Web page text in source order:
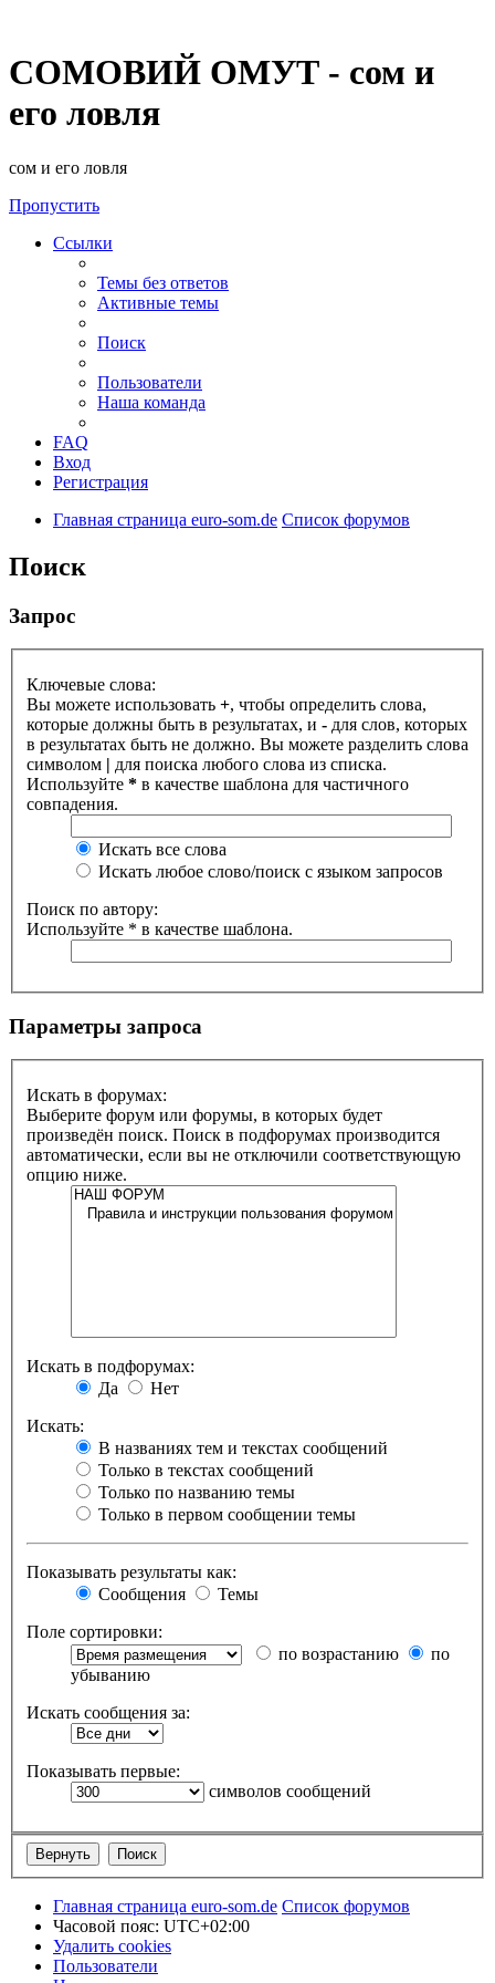
СОМОВИЙ ОМУТ - сом и
его ловля
сом и его ловля
Пропустить
Ссылки
Темы без ответов
Активные темы
Поиск
Пользователи
Наша команда
FAQ
Вход
Регистрация
Главная страница euro-som.de Список форумов
Поиск
Запрос
Ключевые слова:
Вы можете использовать +, чтобы определить слова,
которые должны быть в результатах, и - для слов, которых
в результатах быть не должно. Вы можете разделить слова
символом | для поиска любого слова из списка.
Используйте * в качестве шаблона для частичного
совпадения.
Искать все слова
Искать любое слово/поиск с языком запросов
Поиск по автору:
Используйте * в качестве шаблона.
Параметры запроса
Искать в форумах:
Выберите форум или форумы, в которых будет
произведён поиск. Поиск в подфорумах производится
автоматически, если вы не отключили соответствующую
опцию ниже.
Искать в подфорумах:
Да
Нет
Искать:
В названиях тем и текстах сообщений
Только в текстах сообщений
Только по названию темы
Только в первом сообщении темы
Показывать результаты как:
Сообщения
Темы
Поле сортировки:
по возрастанию
по
убыванию
Искать сообщения за:
Показывать первые:
символов сообщений
Главная страница euro-som.de Список форумов
Часовой пояс: UTC+02:00
Удалить cookies
Пользователи